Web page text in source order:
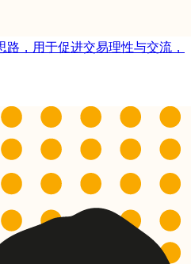
，用于促进交易理性与交流，